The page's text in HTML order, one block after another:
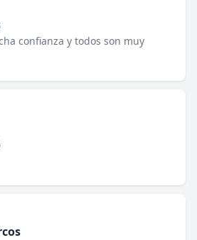
confianza y todos son muy